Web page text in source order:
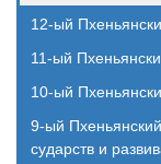
12-ый
11-ый
10-ый
9-ый
сударств и